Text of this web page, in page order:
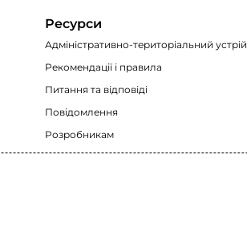
Ресурси
Адміністративно-територіальний устрій
Рекомендації i правила
Питання та відповіді
Повідомлення
Розробникам